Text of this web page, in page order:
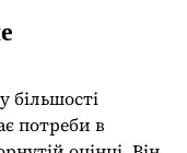
більшості
потреби в